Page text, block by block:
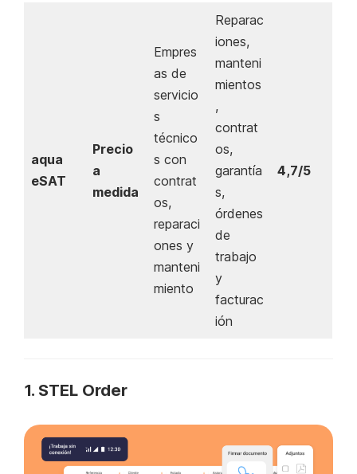
aqua
eSAT
Precio
a
medida
Empres
as de
servicio
s
técnico
s con
contrat
os,
reparaci
ones y
manteni
miento
Reparac
iones,
manteni
mientos
,
contrat
os,
garantía
s,
órdenes
de
trabajo
y
facturac
ión
4,7/5
1. STEL Order